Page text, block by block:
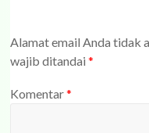
Alamat email Anda tidak
wajib ditandai*
Komentar*